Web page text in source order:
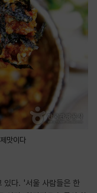
맛이다
있다. '서울 사람들은 한